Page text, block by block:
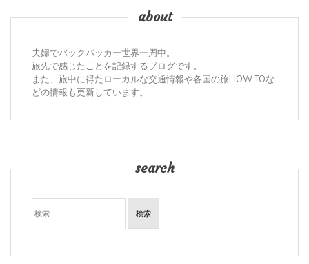
about
夫婦でバックパッカー世界一周中。
旅先で感じたことを記録するブログです。
また、旅中に得たローカルな交通情報や各国の旅HOW TOな
どの情報も更新しています。
search
検
索: